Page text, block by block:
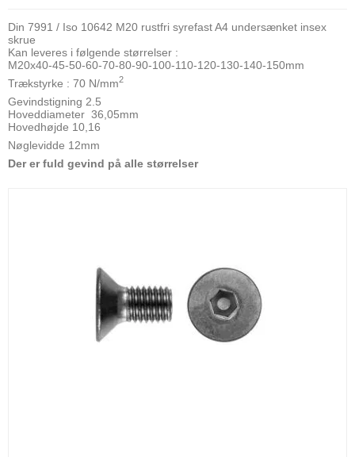
Din 7991 / Iso 10642 M20 rustfri syrefast A4 undersænket insex
skrue
Kan leveres i følgende størrelser :
M20x40-45-50-60-70-80-90-100-110-120-130-140-150mm
Trækstyrke : 70 N/mm2
Gevindstigning 2.5
Hoveddiameter 36,05mm
Hovedhøjde 10,16
Nøglevidde 12mm
Der er fuld gevind på alle størrelser